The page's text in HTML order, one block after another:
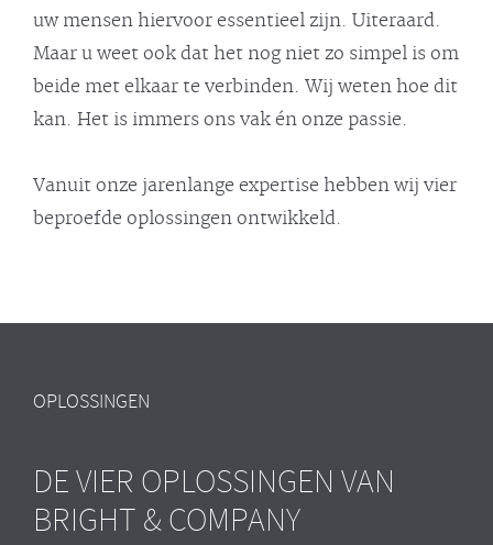
uw mensen hiervoor essentieel zijn. Uiteraard.
Maar u weet ook dat het nog niet zo simpel is om
beide met elkaar te verbinden. Wij weten hoe dit
kan. Het is immers ons vak én onze passie.
Vanuit onze jarenlange expertise hebben wij vier
beproefde oplossingen ontwikkeld.
OPLOSSINGEN
DE VIER OPLOSSINGEN VAN
BRIGHT & COMPANY